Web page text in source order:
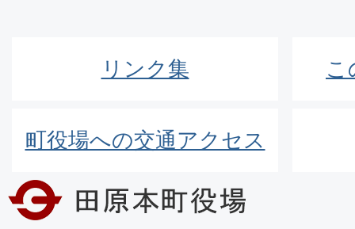
リンク集 こ
町役場への交通アクセス